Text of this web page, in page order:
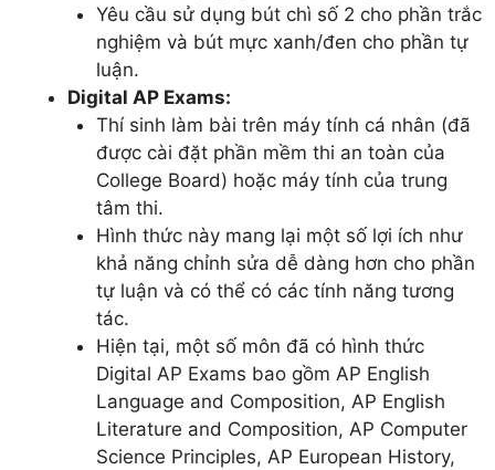
Yêu cầu sử dụng bút chì số 2 cho phần trắc
nghiệm và bút mực xanh/đen cho phần tự
luận.
Digital AP Exams:
Thí sinh làm bài trên máy tính cá nhân (đã
được cài đặt phần mềm thi an toàn của
College Board) hoặc máy tính của trung
tâm thi.
Hình thức này mang lại một số lợi ích như
khả năng chỉnh sửa dễ dàng hơn cho phần
tự luận và có thể có các tính năng tương
tác.
Hiện tại, một số môn đã có hình thức
Digital AP Exams bao gồm AP English
Language and Composition, AP English
Literature and Composition, AP Computer
Science Principles, AP European History,